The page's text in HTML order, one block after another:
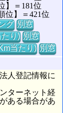
】＝181位
位】＝421位
グ 別窓
り) 別窓
当たり) 別窓
人登記情報に
ターネット経
ある場合があ